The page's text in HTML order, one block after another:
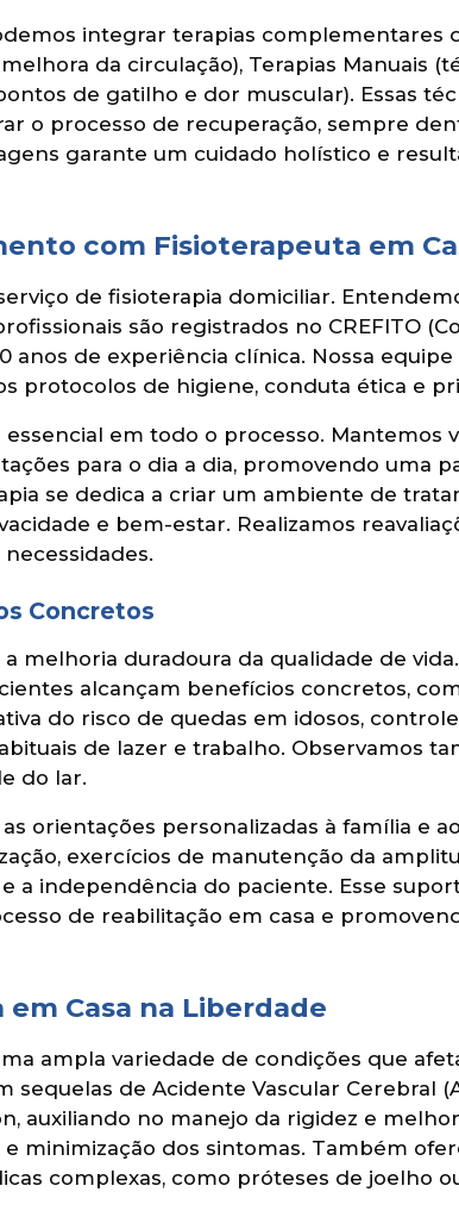
integrar terapias complementares
da circulação), Terapias Manuais
de gatilho e dor muscular). Essas
o processo de recuperação, sempre
garante um cuidado holístico e
com Fisioterapeuta em
de fisioterapia domiciliar.
são registrados no CREFITO
anos de experiência clínica. Nossa
protocolos de higiene, conduta ética e
em todo o processo. Mantemos
para o dia a dia, promovendo uma
se dedica a criar um ambiente de
e bem-estar. Realizamos
Concretos
melhoria duradoura da qualidade de
alcançam benefícios concretos,
do risco de quedas em idosos,
de lazer e trabalho. Observamos
do lar.
orientações personalizadas à família e
exercícios de manutenção da
a independência do paciente. Esse
de reabilitação em casa e
Casa na Liberdade
ampla variedade de condições que
de Acidente Vascular Cerebral
auxiliando no manejo da rigidez e
minimização dos sintomas. Também
complexas, como próteses de joelho